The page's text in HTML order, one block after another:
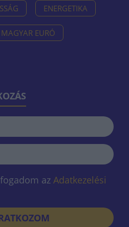
ENERGETIKA
MAGYAR EURÓ
az Adatkezelési